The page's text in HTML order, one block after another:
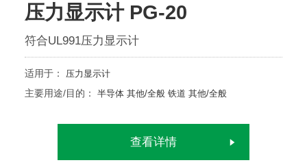
压力显示计 PG-20
符合UL991压力显示计
适用于： 压力显示计
主要用途/目的： 半导体 其他/全般 铁道 其他/全般
查看详情